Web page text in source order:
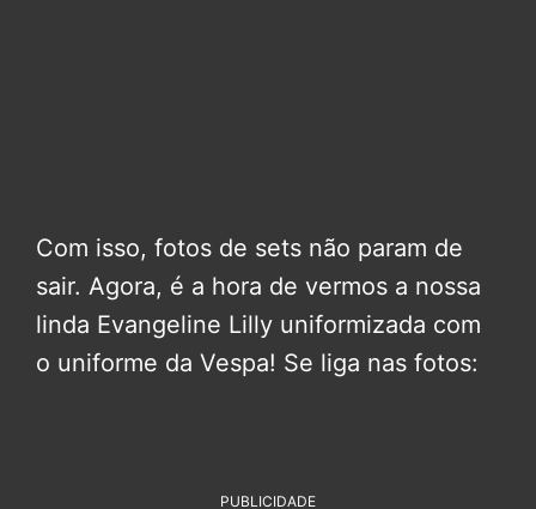
Com isso, fotos de sets não param de
sair. Agora, é a hora de vermos a nossa
linda Evangeline Lilly uniformizada com
o uniforme da Vespa! Se liga nas fotos:
PUBLICIDADE